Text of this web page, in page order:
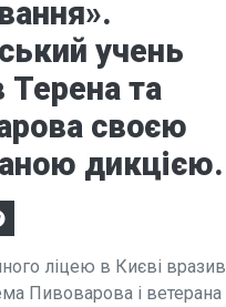
учень
Терена та
своєю
дикцією.
ліцею в Києві вразив
Пивоварова і ветерана